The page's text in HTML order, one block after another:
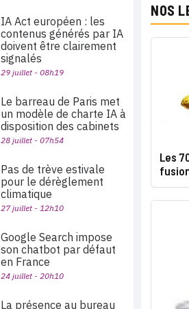
NOS
Les
IA Act européen : les
contenus générés par IA
doivent être clairement
signalés
29 juillet - 08h19
Le barreau de Paris met
un modèle de charte IA à
disposition des cabinets
28 juillet - 07h54
Pas de trève estivale
pour le dérèglement
climatique
27 juillet - 12h10
Google Search impose
son chatbot par défaut
en France
24 juillet - 20h10
La présence au bureau